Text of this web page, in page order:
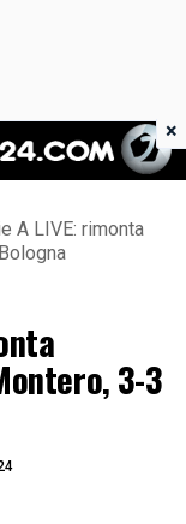
A LIVE: rimonta
3-3
×